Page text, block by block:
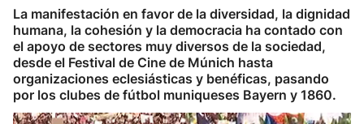
La manifestación en favor de la diversidad, la dignidad
humana, la cohesión y la democracia ha contado con
el apoyo de sectores muy diversos de la sociedad,
desde el Festival de Cine de Múnich hasta
organizaciones eclesiásticas y benéficas, pasando
por los clubes de fútbol muniqueses Bayern y 1860.